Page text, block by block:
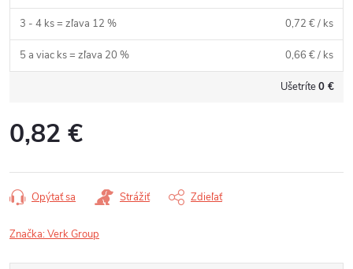
3 - 4 ks = zľava 12 % 0,72 €/ ks
5 a viac ks = zľava 20 % 0,66 €/ ks
Ušetríte0 €
0,82 €
cena:
Opýtať sa Strážiť Zdieľať
Značka:Verk Group